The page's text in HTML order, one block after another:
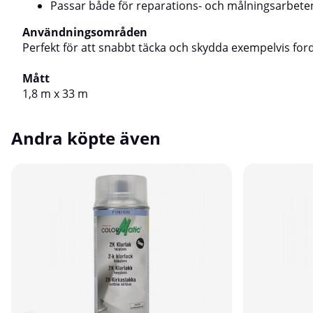
Passar både för reparations- och
Användningsområden
Perfekt för att snabbt täcka och skydda exempelvis
Mått
1,8 m x 33 m
Andra köpte även